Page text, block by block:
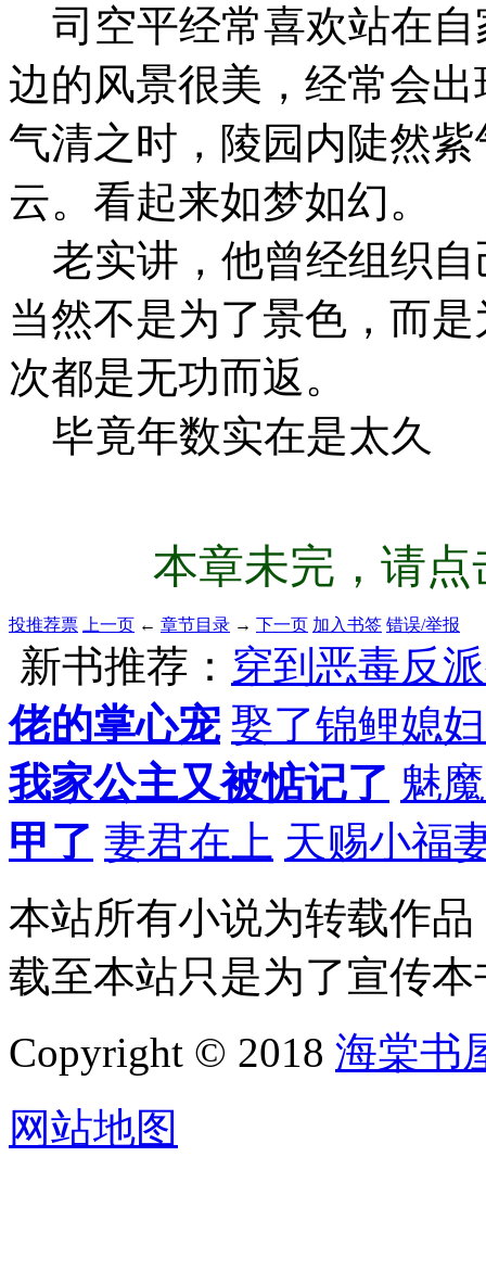
司空平经常喜欢站在自
边的风景很美，经常会
气清之时，陵园内陡然
云。看起来如梦如幻。
老实讲，他曾经组织自
当然不是为了景色，而
次都是无功而返。
毕竟年数实在是太久
本章未完，请
投推荐票 上一页 ← 章节目录 → 下一页 加入书签 错误/举报
新书推荐： 穿到恶毒反
佬的掌心宠 娶了锦鲤媳
我家公主又被惦记了 魅
甲了 妻君在上 天赐小福
本站所有小说为转载作
载至本站只是为了宣传
Copyright © 2018 海棠书
网站地图